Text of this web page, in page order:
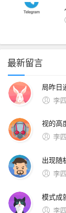
最新留言
李四
李四
出现随
李四
李四